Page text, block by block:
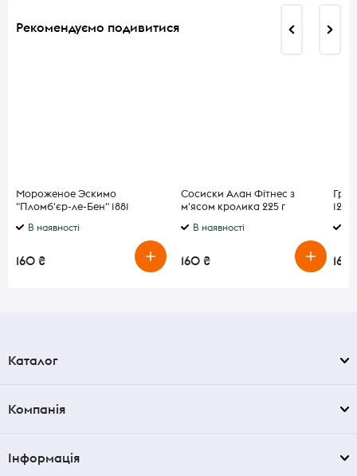
Рекомендуємо подивитися
Мороженое Эскимо
"Пломб'єр-ле-Бен" 1881
В наявності
160 ₴
Сосиски Алан Фітнес з
м'ясом кролика 225 г
В наявності
160 ₴
120 г
160
Каталог
Компанія
Інформація